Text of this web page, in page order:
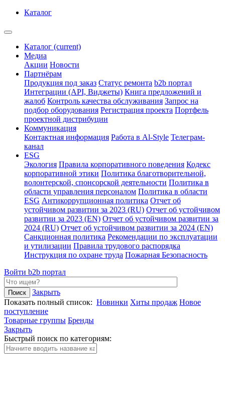
Каталог
Каталог (current)
Медиа
Акции Новости
Партнёрам
Продукция под заказ Статус ремонта b2b портал
Интеграции (API, Виджеты) Книга предложений и
жалоб Контроль качества обслуживания Запрос на
подбор оборудования Регистрация проекта Портфель
проектной дистрибуции
Коммуникация
Контактная информация Работа в Al-Style Телеграм-
канал
ESG
Экология Правила корпоративного поведения Кодекс
корпоративной этики Политика благотворительной,
волонтерской, спонсорской деятельности Политика в
области управления персоналом Политика в области
ESG Антикоррупционная политика Отчет об
устойчивом развитии за 2023 (RU) Отчет об устойчивом
развитии за 2023 (EN) Отчет об устойчивом развитии за
2024 (RU) Отчет об устойчивом развитии за 2024 (EN)
Санкционная политика Рекомендации по эксплуатации
и утилизации Правила трудового распорядка
Инструкция по охране труда Пожарная Безопасность
Войти b2b портал
Закрыть
Показать полный список: Новинки Хиты продаж Новое
поступление
Товарные группы Бренды
Закрыть
Быстрый поиск по категориям: